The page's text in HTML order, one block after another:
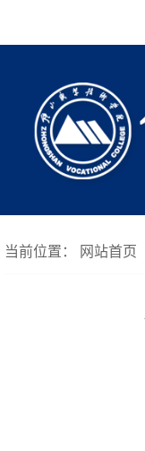
当前位置： 网站首页